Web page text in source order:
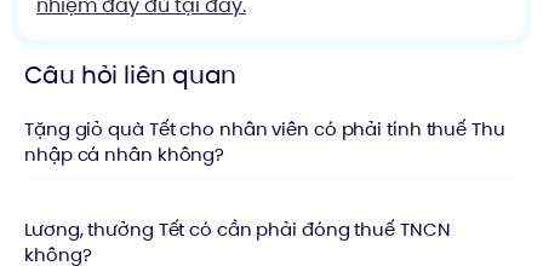
Câu hỏi liên quan
Tặng giỏ quà Tết cho nhân viên có phải tính thuế Thu
nhập cá nhân không?
Lương, thưởng Tết có cần phải đóng thuế TNCN
không?